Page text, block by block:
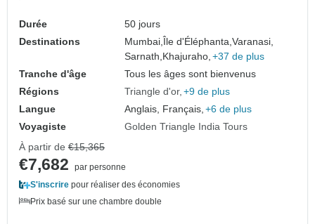
Durée
50 jours
Destinations
Mumbai, Île d'Éléphanta,Varanasi,
Sarnath, Khajuraho, +37 de plus
Tranche d'âge
Tous les âges sont bienvenus
Régions
Triangle d'or +9 de plus
Langue
Anglais, Français, +6 de plus
Voyagiste
Golden Triangle India Tours
À partir de €15,365
€7,682
par personne
S'inscrire pour réaliser des économies
Prix basé sur une chambre double